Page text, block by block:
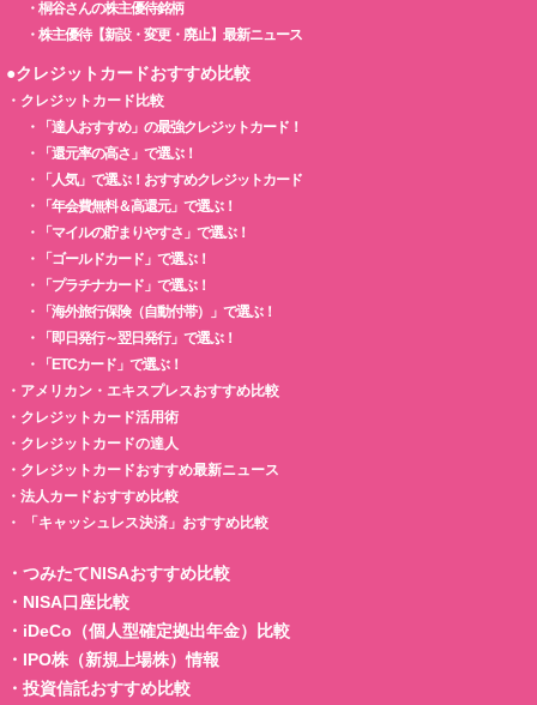
・ 桐谷さんの株主優待銘柄
・ 株主優待【新設・変更・廃止】最新ニュース
●クレジットカードおすすめ比較
・ クレジットカード比較
・
「達人おすすめ」の最強クレジットカード！
・
「還元率の高さ」で選ぶ！
・
「人気」で選ぶ！おすすめクレジットカード
・
「年会費無料＆高還元」で選ぶ！
・
「マイルの貯まりやすさ」で選ぶ！
・
「ゴールドカード」で選ぶ！
・
「プラチナカード」で選ぶ！
・
「海外旅行保険（自動付帯）」で選ぶ！
・
「即日発行～翌日発行」で選ぶ！
・
「ETCカード」で選ぶ！
・ アメリカン・エキスプレスおすすめ比較
・ クレジットカード活用術
・ クレジットカードの達人
・ クレジットカードおすすめ最新ニュース
・ 法人カードおすすめ比較
・
「キャッシュレス決済」おすすめ比較
・ つみたてNISAおすすめ比較
・ NISA口座比較
・ iDeCo（個人型確定拠出年金）比較
・ IPO株（新規上場株）情報
・ 投資信託おすすめ比較